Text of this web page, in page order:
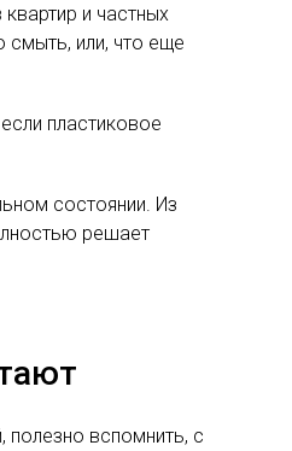
и частных
смыть, или, что еще
пластиковое
состоянии. Из
решает
полезно вспомнить, с